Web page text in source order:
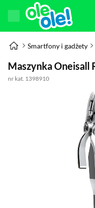
Smartfony i gadżety
Maszynka Oneisall
nr kat. 1398910